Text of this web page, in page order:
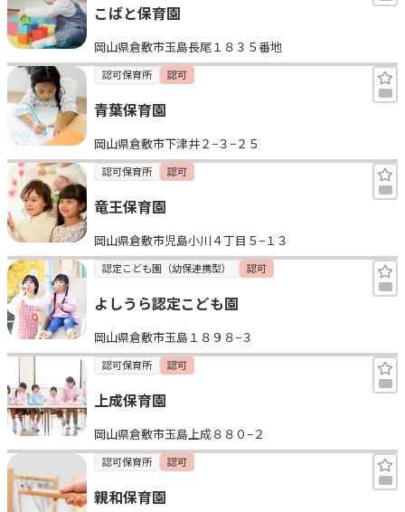
こばと保育園
岡山県倉敷市玉島長尾１８３５番地
認可保育所 認可
青葉保育園
岡山県倉敷市下津井２−３−２５
認可保育所 認可
竜王保育園
岡山県倉敷市児島小川４丁目５−１３
認定こども園（幼保連携型） 認可
よしうら認定こども園
岡山県倉敷市玉島１８９８−３
認可保育所 認可
上成保育園
岡山県倉敷市玉島上成８８０−２
認可保育所 認可
親和保育園